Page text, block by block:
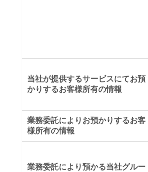
当社が提供するサービスにてお預
かりするお客様所有の情報
業務委託によりお預かりするお客
様所有の情報
業務委託により預かる当社グルー